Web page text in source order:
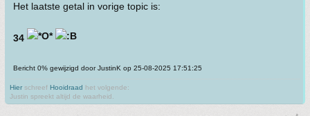
Het laatste getal in vorige topic is:
34
Bericht 0% gewijzigd door JustinK op 25-08-2025 17:51:25
Hier schreef Hooidraad het volgende:
Justin spreekt altijd de waarheid.